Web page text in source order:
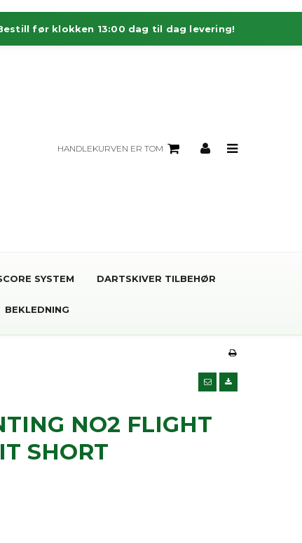
før klokken 13:00 dag til dag levering!
HANDLEKURVEN ER TOM
SYSTEM DARTSKIVER TILBEHØR
BEKLEDNING
NO2 FLIGHT
SHORT